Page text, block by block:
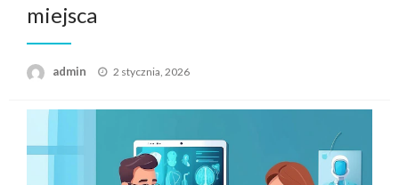
miejsca
admin
Opublikowane
2 stycznia, 2026